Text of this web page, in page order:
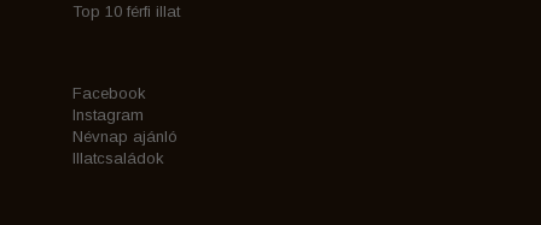
Top 10 férfi illat
Facebook
Instagram
Névnap ajánló
Illatcsaládok